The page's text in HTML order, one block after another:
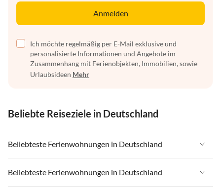
Anmelden
Ich möchte regelmäßig per E-Mail exklusive und
personalisierte Informationen und Angebote im
Zusammenhang mit Ferienobjekten, Immobilien, sowie
Urlaubsideen Mehr
Beliebte Reiseziele in Deutschland
Beliebteste Ferienwohnungen in Deutschland
Ferienwohnungen in Deutschland
Ferienwohnungen in Ostsee
Beliebteste Ferienwohnungen in Deutschland